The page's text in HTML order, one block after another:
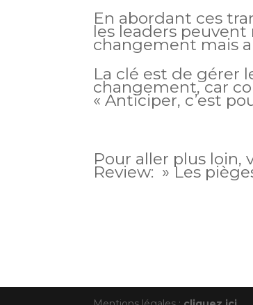
En abordant ces
les leaders
changement mais
La clé est de gérer
changement, car
« Anticiper, c’est
Pour aller plus loin,
Review: » Les